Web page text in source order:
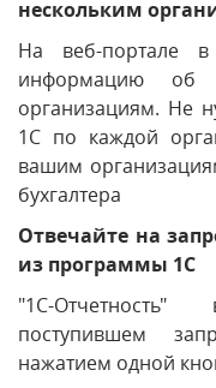
нескольким
На веб-портале
информацию об
организациям. Не
1С по каждой
вашим
бухгалтера
Отвечайте на
из программы 1С
"1С-
поступившем
нажатием одной